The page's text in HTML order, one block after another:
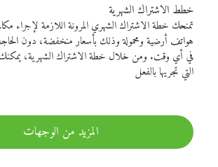
خطط الاشتراك الشهرية
تمنحك خطة الاشتراك الشهري المرونة اللازمة لإجراء
هواتف أرضية ومحمولة وذلك بأسعار منخفضة، دون
في أي وقت. ومن خلال خطة الاشتراك الشهرية، يمكنك
التي تجريها بالفعل
المزيد من الوجهات